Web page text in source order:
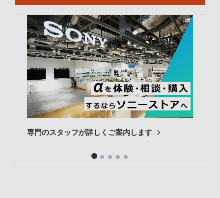
専門のスタッフが詳しくご案内します